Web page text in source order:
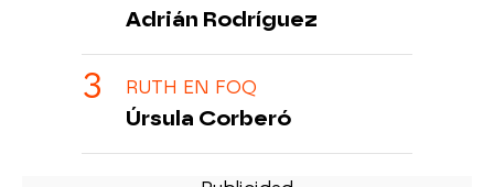
Adrián Rodríguez
RUTH EN FOQ
Úrsula Corberó